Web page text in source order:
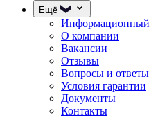
Ещё
Информационный
О компании
Вакансии
Отзывы
Вопросы и ответы
Условия гарантии
Документы
Контакты